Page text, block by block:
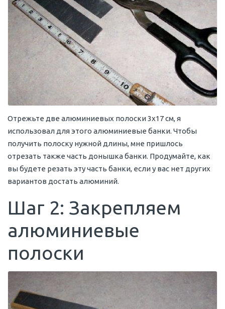
Отрежьте две алюминиевых полоски 3х17 см, я
использовал для этого алюминиевые банки. Чтобы
получить полоску нужной длины, мне пришлось
отрезать также часть донышка банки. Продумайте, как
вы будете резать эту часть банки, если у вас нет других
вариантов достать алюминий.
Шаг 2: Закрепляем
алюминиевые
полоски